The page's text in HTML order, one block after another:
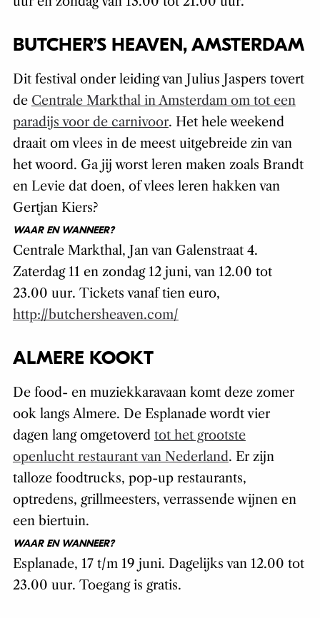
BUTCHER’S HEAVEN, AMSTERDAM
Dit festival onder leiding van Julius Jaspers tovert
de Centrale Markthal in Amsterdam om tot een
paradijs voor de carnivoor. Het hele weekend
draait om vlees in de meest uitgebreide zin van
het woord. Ga jij worst leren maken zoals Brandt
en Levie dat doen, of vlees leren hakken van
Gertjan Kiers?
WAAR EN WANNEER?
Centrale Markthal, Jan van Galenstraat 4.
Zaterdag 11 en zondag 12 juni, van 12.00 tot
23.00 uur. Tickets vanaf tien euro,
http://butchersheaven.com/
ALMERE KOOKT
De food- en muziekkaravaan komt deze zomer
ook langs Almere. De Esplanade wordt vier
dagen lang omgetoverd tot het grootste
openlucht restaurant van Nederland. Er zijn
talloze foodtrucks, pop-up restaurants,
optredens, grillmeesters, verrassende wijnen en
een biertuin.
WAAR EN WANNEER?
Esplanade, 17 t/m 19 juni. Dagelijks van 12.00 tot
23.00 uur. Toegang is gratis.